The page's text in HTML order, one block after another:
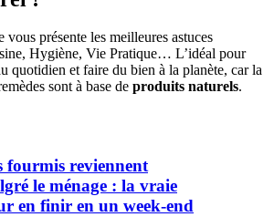
vous présente les meilleures astuces
Hygiène, Vie Pratique… L’idéal pour
quotidien et faire du bien à la planète, car la
sont à base de produits naturels.
fourmis reviennent
le ménage : la vraie
en finir en un week-end